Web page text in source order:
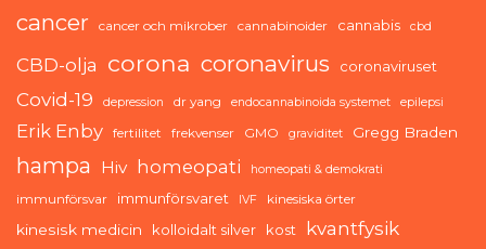
cancer cancer och mikrober cannabinoider cannabis cbd
CBD-olja corona coronavirus coronaviruset
Covid-19 depression dr yang endocannabinoida systemet epilepsi
Erik Enby fertilitet frekvenser GMO graviditet Gregg Braden
hampa Hiv homeopati homeopati & demokrati
immunförsvar immunförsvaret IVF kinesiska örter
kinesisk medicin kolloidalt silver kost kvantfysik